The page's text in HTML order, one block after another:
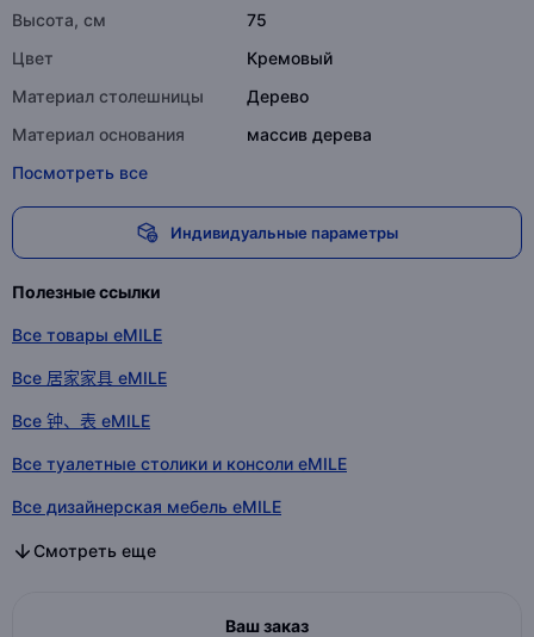
Высота, см
75
Цвет
Кремовый
Материал столешницы
Дерево
Материал основания
массив дерева
Посмотреть все
Индивидуальные параметры
Полезные ссылки
Все товары eMILE
Все 居家家具 eMILE
Все 钟、表 eMILE
Все туалетные столики и консоли eMILE
Все дизайнерская мебель eMILE
Все 家具和办公家具 eMILE
Все 居家家具 в категории
Все 钟、表 в категории
Все туалетные столики и консоли в категории
Все дизайнерская мебель в категории
Все 家具和办公家具 в категории
Смотреть еще
Ваш заказ